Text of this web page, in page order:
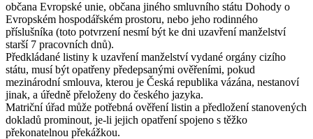
občana Evropské unie, občana jiného smluvního státu Dohody o
Evropském hospodářském prostoru, nebo jeho rodinného
příslušníka (toto potvrzení nesmí být ke dni uzavření manželství
starší 7 pracovních dnů).
Předkládané listiny k uzavření manželství vydané orgány cizího
státu, musí být opatřeny předepsanými ověřeními, pokud
mezinárodní smlouva, kterou je Česká republika vázána, nestanoví
jinak, a úředně přeloženy do českého jazyka.
Matriční úřad může potřebná ověření listin a předložení stanovených
dokladů prominout, je-li jejich opatření spojeno s těžko
překonatelnou překážkou.